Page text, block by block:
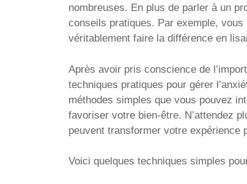
nombreuses. En plus de parler à un
conseils pratiques. Par exemple,
véritablement faire la différence en
Après avoir pris conscience de
techniques pratiques pour gérer
méthodes simples que vous pouvez
favoriser votre bien-être. N’attendez
peuvent transformer votre expérience
Voici quelques techniques simples